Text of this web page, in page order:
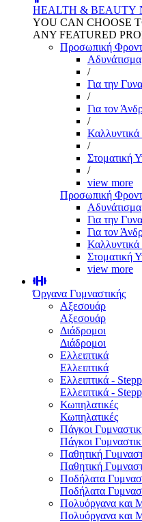
HEALTH & BEAUTY
YOU CAN CHOOSE
ANY FEATURED
Προσωπική
Αδυνάτισμα
/
Για την
/
Για τον
/
/
Στοματική
/
view more
Προσωπική
Αδυνάτισμα
Για την
Για τον
Στοματική
view more
Όργανα Γυμναστικής
Αξεσουάρ
Αξεσουάρ
Διάδρομοι
Διάδρομοι
Ελλειπτικά
Ελλειπτικά
Ελλειπτικά -
Ελλειπτικά -
Κωπηλατικές
Κωπηλατικές
Πάγκοι
Πάγκοι
Παθητική
Παθητική
Ποδήλατα
Ποδήλατα
Πολυόργανα και
Πολυόργανα και